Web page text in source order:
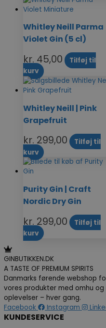
Whitley Neill Parma
Violet Gin (5 cl)
kr. 45,00
Tilføj til
kurv
Whitley Neill | Pink
Grapefruit
kr. 299,00
Tilføj til
kurv
Purity Gin | Craft
Nordic Dry Gin
kr. 299,00
Tilføj til
kurv
GINBUTIKKEN.DK
A TASTE OF PREMIUM SPIRITS
Danmarks førende webshop
vores produkter med omhu
oplevelser – hver gang.
Facebook
Instagram
KUNDESERVICE